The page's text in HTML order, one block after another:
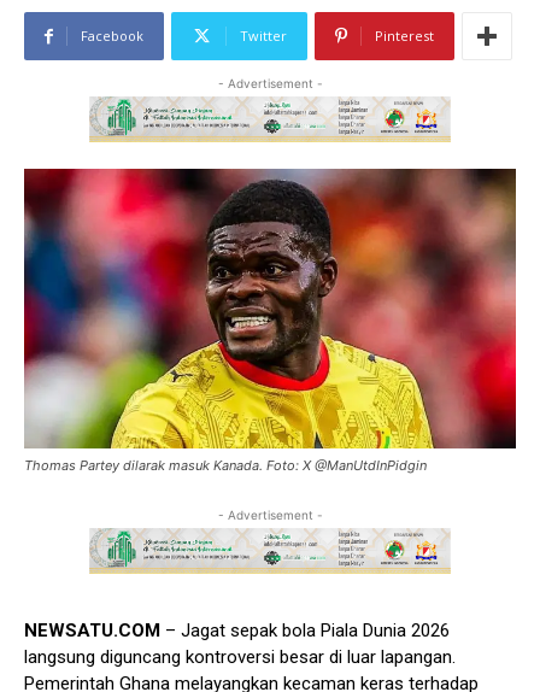
Facebook Twitter Pinterest
- Advertisement -
Thomas Partey dilarak masuk Kanada. Foto: X @ManUtdInPidgin
- Advertisement -
NEWSATU.COM – Jagat sepak bola Piala Dunia 2026
langsung diguncang kontroversi besar di luar lapangan.
Pemerintah Ghana melayangkan kecaman keras terhadap